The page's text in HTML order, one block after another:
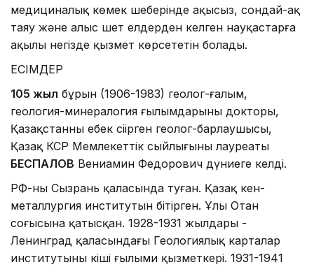
медициналық көмек шеңберінде ақысыз, сондай-ақ
таяу және алыс шет елдерден келген науқастарға
ақылы негізде қызмет көрсететін болады.
ЕСІМДЕР
105 жыл бұрын (1906-1983) геолог-ғалым,
геология-минералогия ғылымдарының докторы,
Қазақстанның еңбек сіңірген геолог-барлаушысы,
Қазақ КСР Мемлекеттік сыйлығының лауреаты
БЕСПАЛОВ Вениамин Федорович дүниеге келді.
РФ-ның Сызрань қаласында туған. Қазақ кен-
металлургия институтын бітірген. Ұлы Отан
соғысына қатысқан. 1928-1931 жылдары -
Ленинград қаласындағы Геологиялық карталар
институтының кіші ғылыми қызметкері. 1931-1941